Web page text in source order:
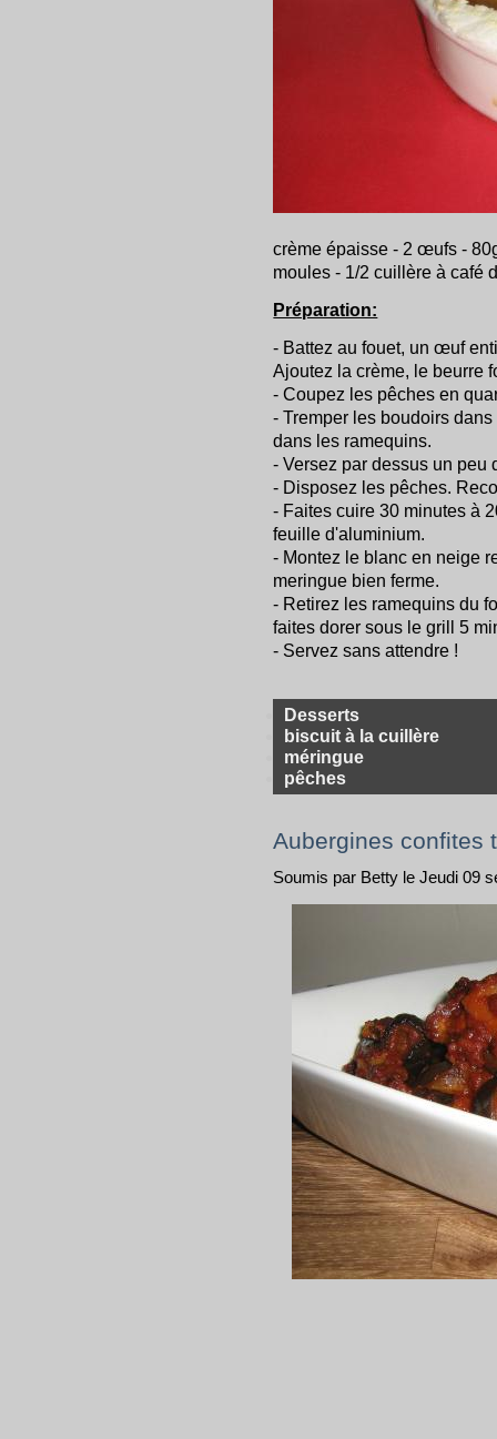
crème épaisse - 2 œufs -
moules - 1/2 cuillère à café
Préparation:
- Battez au fouet, un œuf
Ajoutez la crème, le beurre
- Coupez les pêches en
- Tremper les boudoirs
dans les ramequins.
- Versez par dessus un peu
- Disposez les pêches.
- Faites cuire 30 minutes à
feuille d'aluminium.
- Montez le blanc en neige
meringue bien ferme.
- Retirez les ramequins du
faites dorer sous le grill 5
- Servez sans attendre !
Desserts
biscuit à la cuillère
méringue
pêches
Aubergines confites
Soumis par Betty le Jeudi 09